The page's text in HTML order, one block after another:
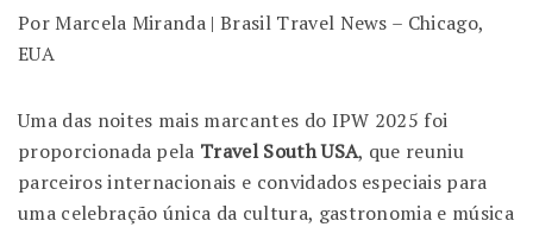
Por Marcela Miranda | Brasil Travel News – Chicago,
EUA
Uma das noites mais marcantes do IPW 2025 foi
proporcionada pela Travel South USA, que reuniu
parceiros internacionais e convidados especiais para
uma celebração única da cultura, gastronomia e música